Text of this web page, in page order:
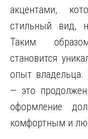
акцентами,
стильный вид,
Таким
становится
опыт
— это
оформление
комфортным и